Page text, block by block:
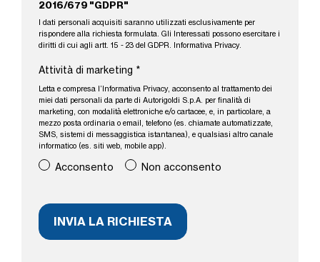
2016/679 "GDPR"
I dati personali acquisiti saranno utilizzati esclusivamente per
rispondere alla richiesta formulata. Gli Interessati possono esercitare i
diritti di cui agli artt. 15 - 23 del GDPR.
Informativa Privacy.
Attività di marketing *
Letta e compresa l’ Informativa Privacy, acconsento al trattamento dei
miei dati personali da parte di Autorigoldi S.p.A. per finalità di
marketing, con modalità elettroniche e/o cartacee, e, in particolare, a
mezzo posta ordinaria o email, telefono (es. chiamate automatizzate,
SMS, sistemi di messaggistica istantanea), e qualsiasi altro canale
informatico (es. siti web, mobile app).
Acconsento Non acconsento